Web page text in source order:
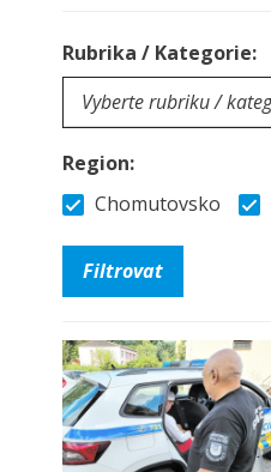
Rubrika / Kategorie:
Region:
Chomutovsko